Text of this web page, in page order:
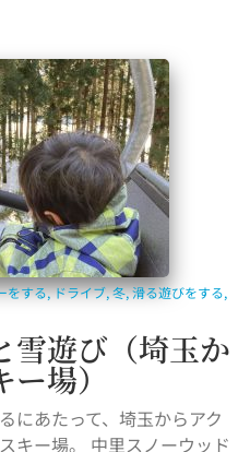
をする,ドライブ,冬,滑る遊びをする,
雪遊び（埼玉か
場）
にあたって、埼玉からアク
キー場。 中里スノーウッド